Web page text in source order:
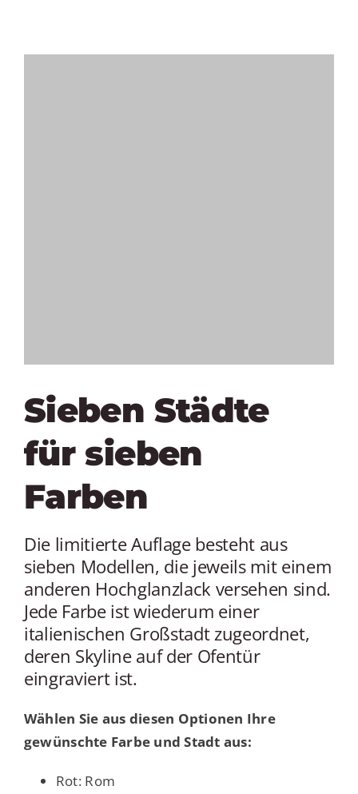
Sieben Städte
für sieben
Farben
Die limitierte Auflage besteht aus
sieben Modellen, die jeweils mit einem
anderen Hochglanzlack versehen sind.
Jede Farbe ist wiederum einer
italienischen Großstadt zugeordnet,
deren Skyline auf der Ofentür
eingraviert ist.
Wählen Sie aus diesen Optionen Ihre
gewünschte Farbe und Stadt aus:
Rot: Rom